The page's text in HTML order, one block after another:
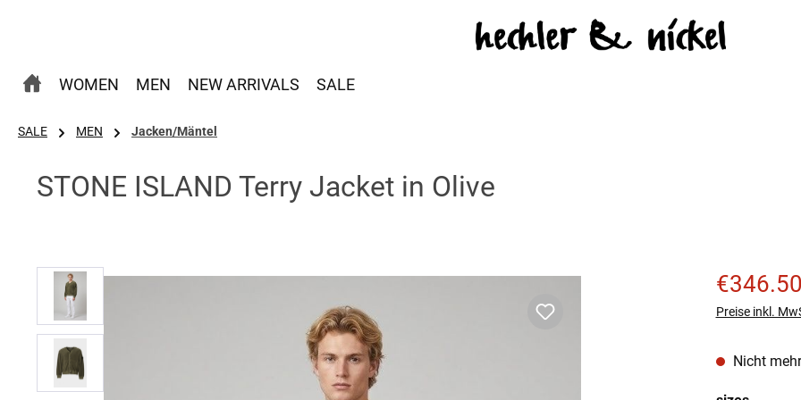
WOMEN MEN NEW ARRIVALS SALE
SALE MEN Jacken/Mäntel
STONE ISLAND Terry Jacket in Olive
Bildergalerie überspringen Verkaufspreis:
€346.50
Preise inkl.
Nicht